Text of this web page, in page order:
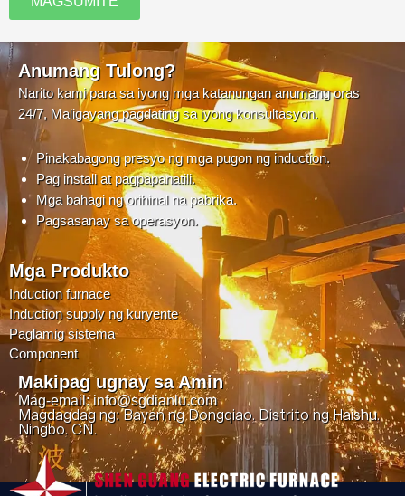
Anumang Tulong?
Narito kami para sa iyong mga katanungan anumang oras
24/7, Maligayang pagdating sa iyong konsultasyon.
Pinakabagong presyo ng mga pugon ng induction.
Pag install at pagpapanatili.
Mga bahagi ng orihinal na pabrika.
Pagsasanay sa operasyon.
Mga Produkto
Induction furnace
Induction supply ng kuryente
Paglamig sistema
Component
Makipag ugnay sa Amin
Mag-email: info@sgdianlu.com
Magdagdag ng: Bayan ng Dongqiao, Distrito ng Haishu,
Ningbo, CN.